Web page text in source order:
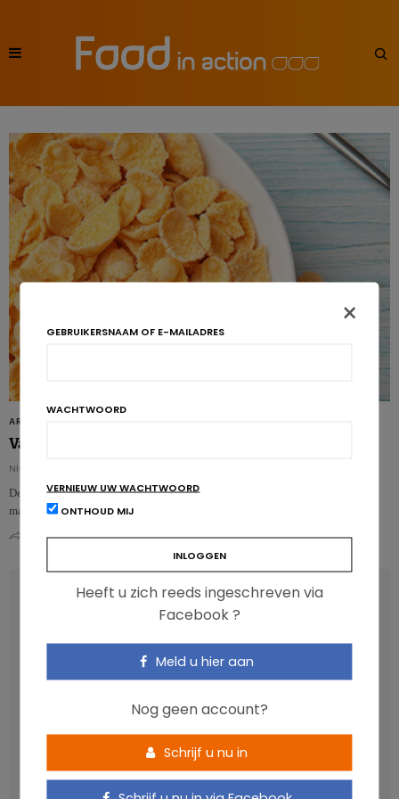
ARTIKELS
Van maïs tot cornflakes gaan er polyfenolen verloren
NICOLAS GUGGENBÜHL
De nutritionele samenstelling van cornflakes verbeteren door polyfenolrijke
maïs te gebruiken? Dat klinkt als een goed idee, maar heeft geen……
0
RECENT POSTS
Anthocyanen: gunstig voor de cardiometabole
Een gezonde darmmicrobiota is goed, maar wat is dat
eigenlijk?
Vis, verontreinigende stoffen en omega-3: wat zijn de
aanbevelingen?
×
GEBRUIKERSNAAM OF E-MAILADRES
WACHTWOORD
VERNIEUW UW WACHTWOORD
ONTHOUD MIJ
Heeft u zich reeds ingeschreven via
Facebook ?
Meld u hier aan
Nog geen account?
Schrijf u nu in